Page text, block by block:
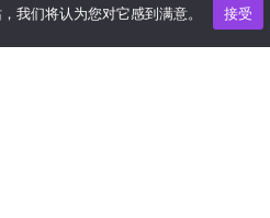
我们将认为您对它感到满意。 接受